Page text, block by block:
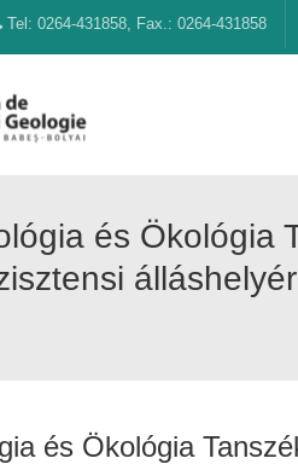
Tel: 0264-431858, Fax.: 0264-431858
és Ökológia
és Ökológia